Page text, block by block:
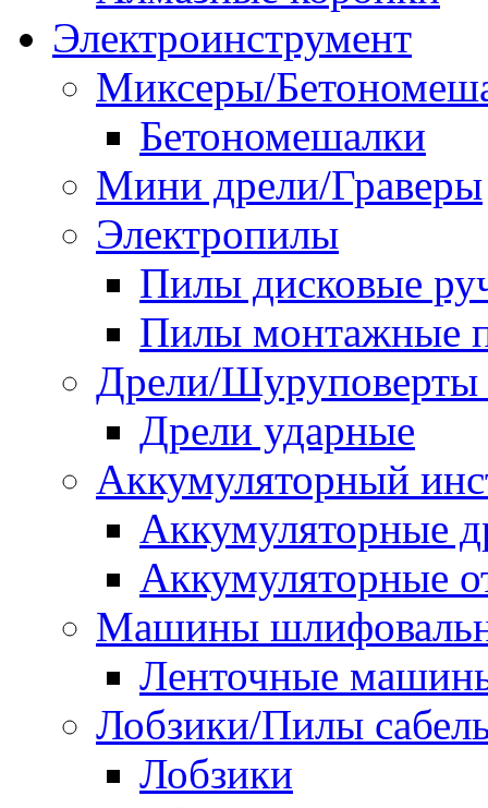
Электроинструмент
Миксеры/
Бетономешалки
Мини дрели/Граверы
Электропилы
Пилы дисковые
Пилы монтажные
Дрели/Шуруповерты
Дрели ударные
Аккумуляторный
Аккумуляторные
Аккумуляторные
Машины
Ленточные
Лобзики/Пилы
Лобзики